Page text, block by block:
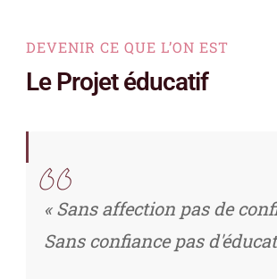
DEVENIR CE QUE L’ON EST
Le Projet éducatif
« Sans affection pas de
Sans confiance pas